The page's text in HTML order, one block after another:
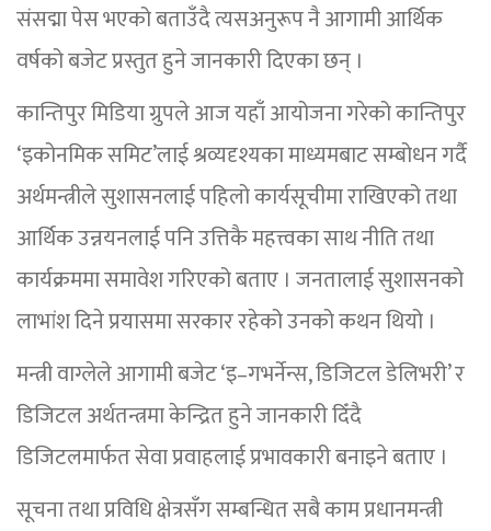
संसद्मा पेस भएको बताउँदै त्यसअनुरूप नै आगामी आर्थिक
वर्षको बजेट प्रस्तुत हुने जानकारी दिएका छन् ।
कान्तिपुर मिडिया ग्रुपले आज यहाँ आयोजना गरेको कान्तिपुर
‘इकोनमिक समिट’लाई श्रव्यदृश्यका माध्यमबाट सम्बोधन गर्दै
अर्थमन्त्रीले सुशासनलाई पहिलो कार्यसूचीमा राखिएको तथा
आर्थिक उन्नयनलाई पनि उत्तिकै महत्त्वका साथ नीति तथा
कार्यक्रममा समावेश गरिएको बताए । जनतालाई सुशासनको
लाभांश दिने प्रयासमा सरकार रहेको उनको कथन थियो ।
मन्त्री वाग्लेले आगामी बजेट ‘इ–गभर्नेन्स, डिजिटल डेलिभरी’ र
डिजिटल अर्थतन्त्रमा केन्द्रित हुने जानकारी दिँदै
डिजिटलमार्फत सेवा प्रवाहलाई प्रभावकारी बनाइने बताए ।
सूचना तथा प्रविधि क्षेत्रसँग सम्बन्धित सबै काम प्रधानमन्त्री